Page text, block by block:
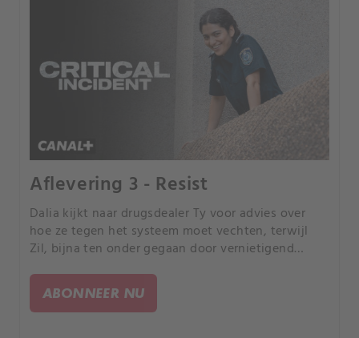
Aflevering 3 - Resist
Dalia kijkt naar drugsdealer Ty voor advies over
hoe ze tegen het systeem moet vechten, terwijl
Zil, bijna ten onder gegaan door vernietigend
ABONNEER NU